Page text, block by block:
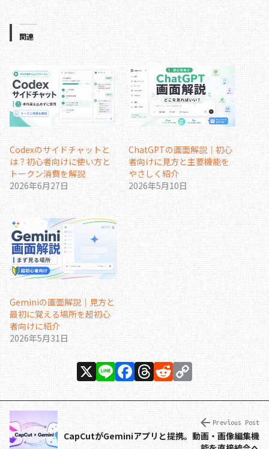
関連
Codexのサイドチャットと
は？初心者向けに使い方と
トークン消費を解説
2026年6月27日
ChatGPTの画面解説｜初心
者向けに見方と主要機能を
やさしく紹介
2026年5月10日
Geminiの画面解説｜見方と
最初に覚える場所を超初心
者向けに紹介
2026年5月31日
X Li
n
e
F
a
c
e
T
h
re
a
R
e
d
di
p
y Previous Post
CapCutがGeminiアプリと提携。動画・画像編集機